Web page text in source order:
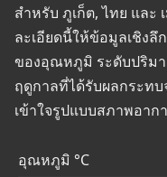
สำหรับ ภูเก็ต, ไทย และ
ละเอียดนี้ให้ข้อมูลเชิง
ของอุณหภูมิ ระดับปริม
ฤดูกาลที่ได้รับผลกระท
เข้าใจรูปแบบสภาพอา
อุณหภูมิ °C